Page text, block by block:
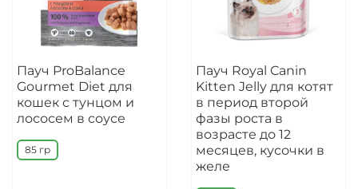
Пауч ProBalance
Gourmet Diet для
кошек с тунцом и
лососем в соусе
85 гр
Пауч Royal Canin
Kitten Jelly для котят
в период второй
фазы роста в
возрасте до 12
месяцев, кусочки в
желе